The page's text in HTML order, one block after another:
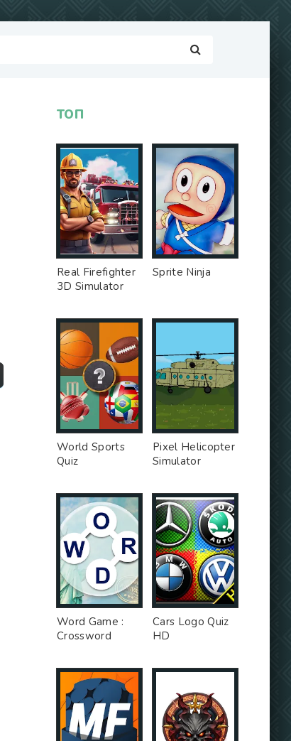
ТОП
Real Firefighter
3D Simulator
Sprite Ninja
World Sports
Quiz
Pixel Helicopter
Simulator
Word Game :
Crossword
Cars Logo Quiz
HD